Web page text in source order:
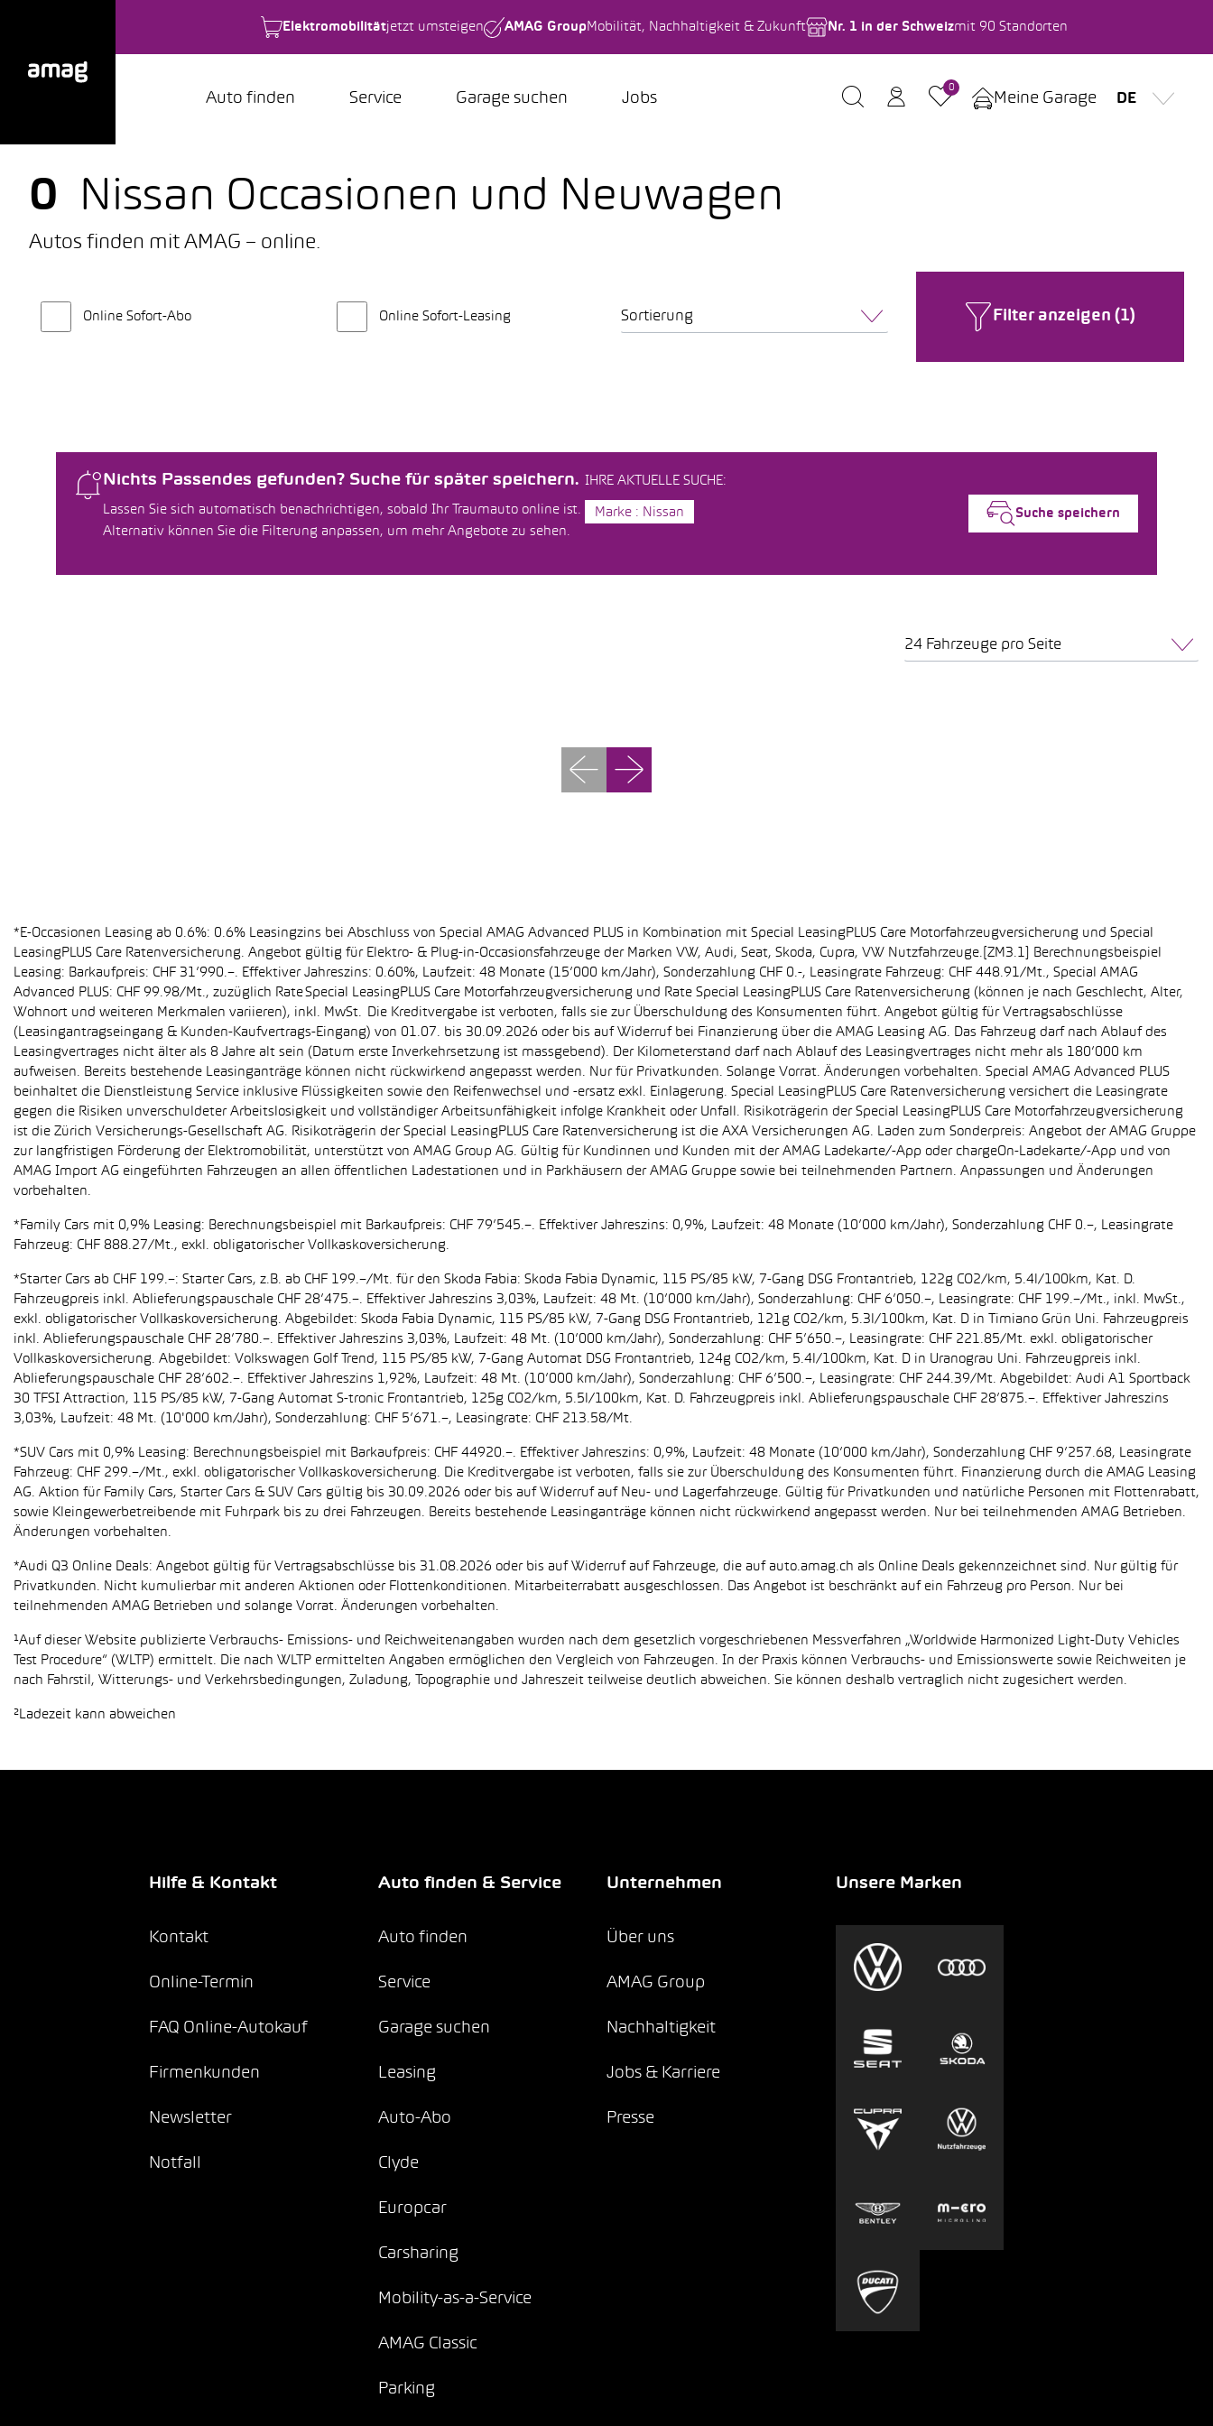
Elektromobilitätjetzt umsteigen AMAG Group Mobilität, Nachhaltigkeit & Zukunft Nr. 1 in der Schweizmit 90 Standorten
Auto finden Service Garage suchen Jobs
0
Meine Garage DE
0 Nissan Occasionen und Neuwagen
Autos finden mit AMAG – online.
Online Sofort-Abo Online Sofort-Leasing Sortierung Filter anzeigen (1)
Nichts Passendes gefunden? Suche für später speichern.
Lassen Sie sich automatisch benachrichtigen, sobald Ihr Traumauto online ist.
Alternativ können Sie die Filterung anpassen, um mehr Angebote zu sehen.
IHRE AKTUELLE SUCHE:
Marke : Nissan Suche speichern
24 Fahrzeuge pro Seite
*E-Occasionen Leasing ab 0.6%: 0.6% Leasingzins bei Abschluss von Special AMAG Advanced PLUS in Kombination mit Special LeasingPLUS Care Motorfahrzeugversicherung und Special
LeasingPLUS Care Ratenversicherung. Angebot gültig für Elektro- & Plug-in-Occasionsfahrzeuge der Marken VW, Audi, Seat, Skoda, Cupra, VW Nutzfahrzeuge.[ZM3.1] Berechnungsbeispiel
Leasing: Barkaufpreis: CHF 31’990.–. Effektiver Jahreszins: 0.60%, Laufzeit: 48 Monate (15’000 km/Jahr), Sonderzahlung CHF 0.-, Leasingrate Fahrzeug: CHF 448.91/Mt., Special AMAG
Advanced PLUS: CHF 99.98/Mt., zuzüglich Rate Special LeasingPLUS Care Motorfahrzeugversicherung und Rate Special LeasingPLUS Care Ratenversicherung (können je nach Geschlecht, Alter,
Wohnort und weiteren Merkmalen variieren), inkl. MwSt. Die Kreditvergabe ist verboten, falls sie zur Überschuldung des Konsumenten führt. Angebot gültig für Vertragsabschlüsse
(Leasingantragseingang & Kunden-Kaufvertrags-Eingang) von 01.07. bis 30.09.2026 oder bis auf Widerruf bei Finanzierung über die AMAG Leasing AG. Das Fahrzeug darf nach Ablauf des
Leasingvertrages nicht älter als 8 Jahre alt sein (Datum erste Inverkehrsetzung ist massgebend). Der Kilometerstand darf nach Ablauf des Leasingvertrages nicht mehr als 180’000 km
aufweisen. Bereits bestehende Leasinganträge können nicht rückwirkend angepasst werden. Nur für Privatkunden. Solange Vorrat. Änderungen vorbehalten. Special AMAG Advanced PLUS
beinhaltet die Dienstleistung Service inklusive Flüssigkeiten sowie den Reifenwechsel und -ersatz exkl. Einlagerung. Special LeasingPLUS Care Ratenversicherung versichert die Leasingrate
gegen die Risiken unverschuldeter Arbeitslosigkeit und vollständiger Arbeitsunfähigkeit infolge Krankheit oder Unfall. Risikoträgerin der Special LeasingPLUS Care Motorfahrzeugversicherung
ist die Zürich Versicherungs-Gesellschaft AG. Risikoträgerin der Special LeasingPLUS Care Ratenversicherung ist die AXA Versicherungen AG. Laden zum Sonderpreis: Angebot der AMAG Gruppe
zur langfristigen Förderung der Elektromobilität, unterstützt von AMAG Group AG. Gültig für Kundinnen und Kunden mit der AMAG Ladekarte/-App oder chargeOn-Ladekarte/-App und von
AMAG Import AG eingeführten Fahrzeugen an allen öffentlichen Ladestationen und in Parkhäusern der AMAG Gruppe sowie bei teilnehmenden Partnern. Anpassungen und Änderungen
vorbehalten.
*Family Cars mit 0,9% Leasing: Berechnungsbeispiel mit Barkaufpreis: CHF 79’545.–. Effektiver Jahreszins: 0,9%, Laufzeit: 48 Monate (10’000 km/Jahr), Sonderzahlung CHF 0.–, Leasingrate
Fahrzeug: CHF 888.27/Mt., exkl. obligatorischer Vollkaskoversicherung.
*Starter Cars ab CHF 199.–: Starter Cars, z.B. ab CHF 199.–/Mt. für den Skoda Fabia: Skoda Fabia Dynamic, 115 PS/85 kW, 7-Gang DSG Frontantrieb, 122g CO2/km, 5.4l/100km, Kat. D.
Fahrzeugpreis inkl. Ablieferungspauschale CHF 28’475.–. Effektiver Jahreszins 3,03%, Laufzeit: 48 Mt. (10’000 km/Jahr), Sonderzahlung: CHF 6’050.–, Leasingrate: CHF 199.–/Mt., inkl. MwSt.,
exkl. obligatorischer Vollkaskoversicherung. Abgebildet: Skoda Fabia Dynamic, 115 PS/85 kW, 7-Gang DSG Frontantrieb, 121g CO2/km, 5.3l/100km, Kat. D in Timiano Grün Uni. Fahrzeugpreis
inkl. Ablieferungspauschale CHF 28’780.–. Effektiver Jahreszins 3,03%, Laufzeit: 48 Mt. (10’000 km/Jahr), Sonderzahlung: CHF 5’650.–, Leasingrate: CHF 221.85/Mt. exkl. obligatorischer
Vollkaskoversicherung. Abgebildet: Volkswagen Golf Trend, 115 PS/85 kW, 7-Gang Automat DSG Frontantrieb, 124g CO2/km, 5.4l/100km, Kat. D in Uranograu Uni. Fahrzeugpreis inkl.
Ablieferungspauschale CHF 28’602.–. Effektiver Jahreszins 1,92%, Laufzeit: 48 Mt. (10’000 km/Jahr), Sonderzahlung: CHF 6’500.–, Leasingrate: CHF 244.39/Mt. Abgebildet: Audi A1 Sportback
30 TFSI Attraction, 115 PS/85 kW, 7-Gang Automat S-tronic Frontantrieb, 125g CO2/km, 5.5l/100km, Kat. D. Fahrzeugpreis inkl. Ablieferungspauschale CHF 28’875.–. Effektiver Jahreszins
3,03%, Laufzeit: 48 Mt. (10'000 km/Jahr), Sonderzahlung: CHF 5’671.–, Leasingrate: CHF 213.58/Mt.
*SUV Cars mit 0,9% Leasing: Berechnungsbeispiel mit Barkaufpreis: CHF 44920.–. Effektiver Jahreszins: 0,9%, Laufzeit: 48 Monate (10’000 km/Jahr), Sonderzahlung CHF 9’257.68, Leasingrate
Fahrzeug: CHF 299.–/Mt., exkl. obligatorischer Vollkaskoversicherung. Die Kreditvergabe ist verboten, falls sie zur Überschuldung des Konsumenten führt. Finanzierung durch die AMAG Leasing
AG. Aktion für Family Cars, Starter Cars & SUV Cars gültig bis 30.09.2026 oder bis auf Widerruf auf Neu- und Lagerfahrzeuge. Gültig für Privatkunden und natürliche Personen mit Flottenrabatt,
sowie Kleingewerbetreibende mit Fuhrpark bis zu drei Fahrzeugen. Bereits bestehende Leasinganträge können nicht rückwirkend angepasst werden. Nur bei teilnehmenden AMAG Betrieben.
Änderungen vorbehalten.
*Audi Q3 Online Deals: Angebot gültig für Vertragsabschlüsse bis 31.08.2026 oder bis auf Widerruf auf Fahrzeuge, die auf auto.amag.ch als Online Deals gekennzeichnet sind. Nur gültig für
Privatkunden. Nicht kumulierbar mit anderen Aktionen oder Flottenkonditionen. Mitarbeiterrabatt ausgeschlossen. Das Angebot ist beschränkt auf ein Fahrzeug pro Person. Nur bei
teilnehmenden AMAG Betrieben und solange Vorrat. Änderungen vorbehalten.
¹Auf dieser Website publizierte Verbrauchs- Emissions- und Reichweitenangaben wurden nach dem gesetzlich vorgeschriebenen Messverfahren „Worldwide Harmonized Light-Duty Vehicles
Test Procedure“ (WLTP) ermittelt. Die nach WLTP ermittelten Angaben ermöglichen den Vergleich von Fahrzeugen. In der Praxis können Verbrauchs- und Emissionswerte sowie Reichweiten je
nach Fahrstil, Witterungs- und Verkehrsbedingungen, Zuladung, Topographie und Jahreszeit teilweise deutlich abweichen. Sie können deshalb vertraglich nicht zugesichert werden.
²Ladezeit kann abweichen
Hilfe & Kontakt
Kontakt
Online-Termin
FAQ Online-Autokauf
Firmenkunden
Newsletter
Notfall
Auto finden & Service
Auto finden
Service
Garage suchen
Leasing
Auto-Abo
Clyde
Europcar
Carsharing
Mobility-as-a-Service
AMAG Classic
Parking
Unternehmen
Über uns
AMAG Group
Nachhaltigkeit
Jobs & Karriere
Presse
Unsere Marken